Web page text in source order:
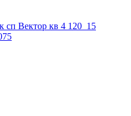
сп Вектор кв 4 120_15